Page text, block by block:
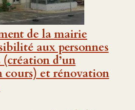
de la mairie
aux personnes
(création d’un
cours) et rénovation